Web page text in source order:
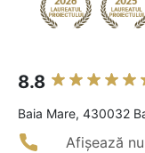
8.8
Baia Mare, 430032
Afișează